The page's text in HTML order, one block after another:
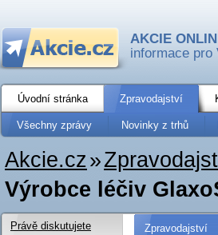
AKCIE
informace pro
Úvodní stránka Zpravodajství
Všechny zprávy Novinky z trhů
Akcie.cz»
Výrobce léčiv
Zpravodajství
Právě diskutujete